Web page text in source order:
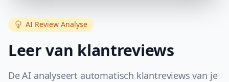
AI Review Analyse
Leer van klantreviews
De AI analyseert automatisch klantreviews van je